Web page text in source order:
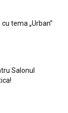
tema „Urban”
Salonul